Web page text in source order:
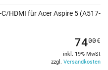
HDMI für Acer Aspire 5 (A517-
7400€
inkl. 19% MwSt
zzgl. Versandkosten